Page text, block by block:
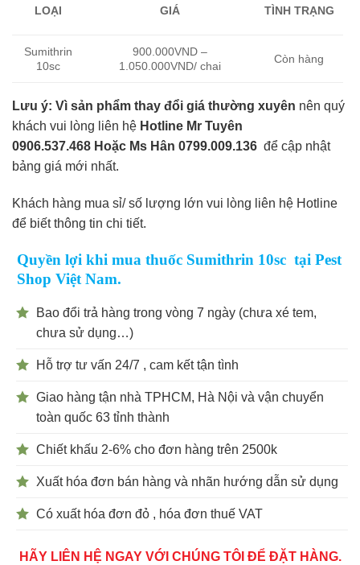
LOẠI GIÁ TÌNH TRẠNG
Sumithrin
10sc
900.000VND –
1.050.000VND/ chai
Còn hàng
Lưu ý: Vì sản phẩm thay đổi giá thường xuyên nên quý
khách vui lòng liên hệ Hotline Mr Tuyên
0906.537.468 Hoặc Ms Hân 0799.009.136 để cập nhật
bảng giá mới nhất.
Khách hàng mua sỉ/ số lượng lớn vui lòng liên hệ Hotline
để biết thông tin chi tiết.
Quyền lợi khi mua thuốc Sumithrin 10sc tại Pest
Shop Việt Nam.
Bao đổi trả hàng trong vòng 7 ngày (chưa xé tem,
chưa sử dụng…)
Hỗ trợ tư vấn 24/7 , cam kết tận tình
Giao hàng tận nhà TPHCM, Hà Nội và vận chuyển
toàn quốc 63 tỉnh thành
Chiết khấu 2-6% cho đơn hàng trên 2500k
Xuất hóa đơn bán hàng và nhãn hướng dẫn sử dụng
Có xuất hóa đơn đỏ , hóa đơn thuế VAT
HÃY LIÊN HỆ NGAY VỚI CHÚNG TÔI ĐỂ ĐẶT HÀNG.